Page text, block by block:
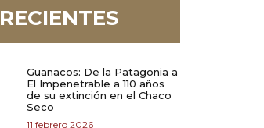
RECIENTES
Guanacos: De la Patagonia a
El Impenetrable a 110 años
de su extinción en el Chaco
Seco
11 febrero 2026